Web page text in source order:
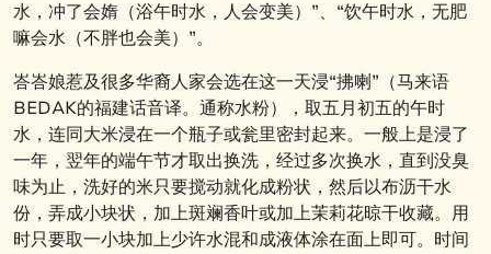
水，冲了会媠（浴午时水，人会变美）”、“饮午时水，无肥
嘛会水（不胖也会美）”。
峇峇娘惹及很多华裔人家会选在这一天浸“拂喇”（马来语
BEDAK的福建话音译。通称水粉），取五月初五的午时
水，连同大米浸在一个瓶子或瓮里密封起来。一般上是浸了
一年，翌年的端午节才取出换洗，经过多次换水，直到没臭
味为止，洗好的米只要搅动就化成粉状，然后以布沥干水
份，弄成小块状，加上斑斓香叶或加上茉莉花晾干收藏。用
时只要取一小块加上少许水混和成液体涂在面上即可。时间